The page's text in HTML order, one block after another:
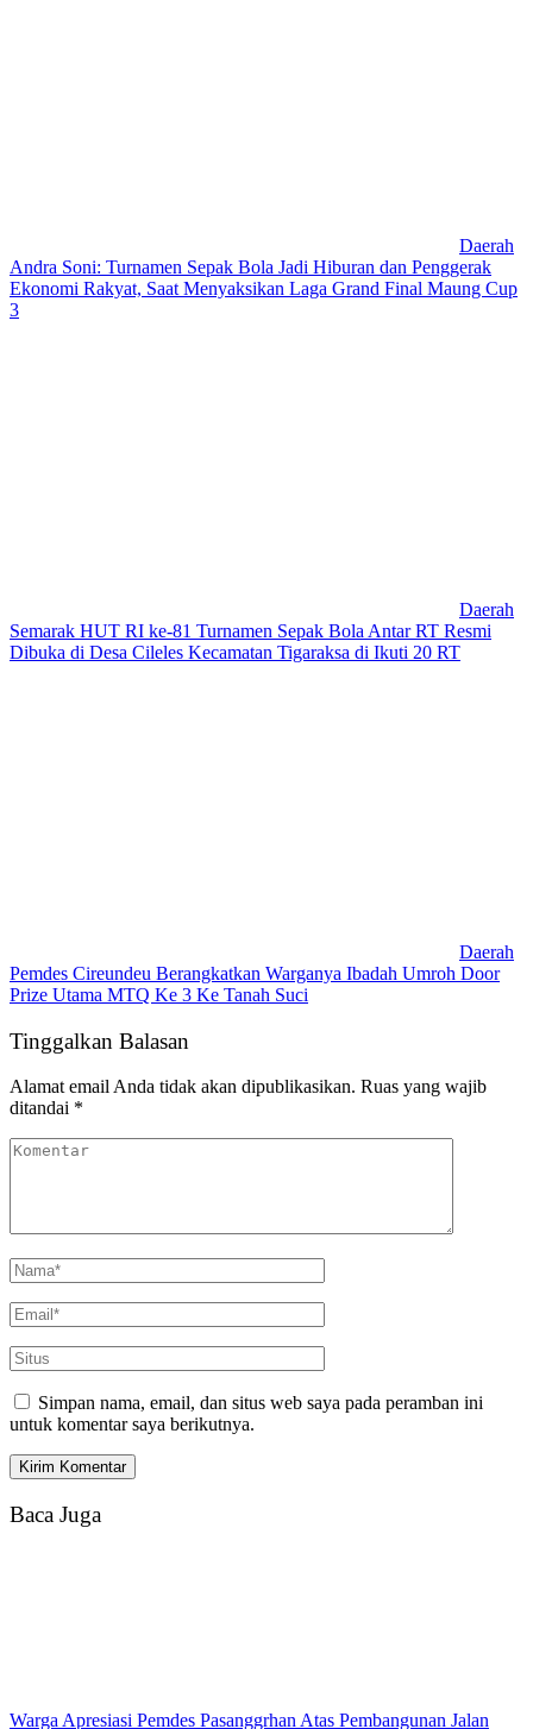
Daerah
Andra Soni: Turnamen Sepak Bola Jadi Hiburan dan Penggerak
Ekonomi Rakyat, Saat Menyaksikan Laga Grand Final Maung Cup
3
Daerah
Semarak HUT RI ke-81 Turnamen Sepak Bola Antar RT Resmi
Dibuka di Desa Cileles Kecamatan Tigaraksa di Ikuti 20 RT
Daerah
Pemdes Cireundeu Berangkatkan Warganya Ibadah Umroh Door
Prize Utama MTQ Ke 3 Ke Tanah Suci
Tinggalkan Balasan
Alamat email Anda tidak akan dipublikasikan. Ruas yang wajib
ditandai *
Simpan nama, email, dan situs web saya pada peramban ini
untuk komentar saya berikutnya.
Baca Juga
Warga Apresiasi Pemdes Pasanggrhan Atas Pembangunan Jalan